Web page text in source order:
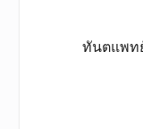
ผู้ช่ว
ทันตแพ
3.4 ส
อาจ